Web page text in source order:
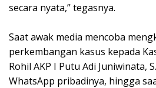
secara nyata,” tegasnya.
Saat awak media mencoba
perkembangan kasus kepada
Rohil AKP I Putu Adi Juniwinata,
WhatsApp pribadinya, hingga